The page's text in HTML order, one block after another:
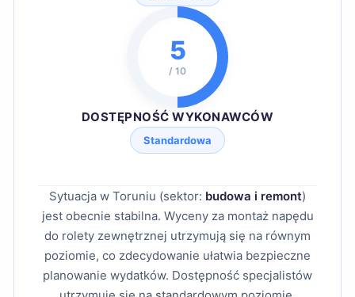
5
/ 10
DOSTĘPNOŚĆ WYKONAWCÓW
Standardowa
Sytuacja w Toruniu (sektor: budowa i remont)
jest obecnie stabilna. Wyceny za montaż napędu
do rolety zewnętrznej utrzymują się na równym
poziomie, co zdecydowanie ułatwia bezpieczne
planowanie wydatków. Dostępność specjalistów